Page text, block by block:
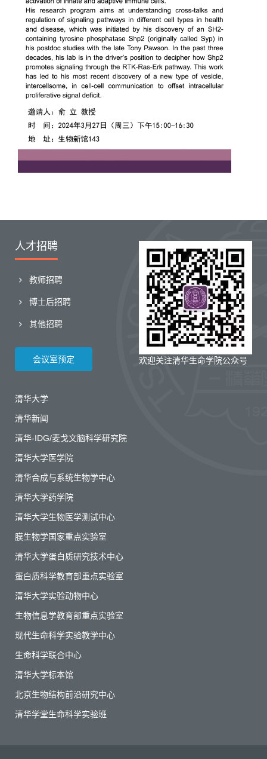
欢迎关注清华生命学院公众号
人才招聘
教师招聘
博士后招聘
其他招聘
会议室预定
清华大学
清华新闻
清华-IDG/麦戈文脑科学研究院
清华大学医学院
清华合成与系统生物学中心
清华大学药学院
清华大学生物医学测试中心
膜生物学国家重点实验室
清华大学蛋白质研究技术中心
蛋白质科学教育部重点实验室
清华大学实验动物中心
生物信息学教育部重点实验室
现代生命科学实验教学中心
生命科学联合中心
清华大学标本馆
北京生物结构前沿研究中心
清华学堂生命科学实验班